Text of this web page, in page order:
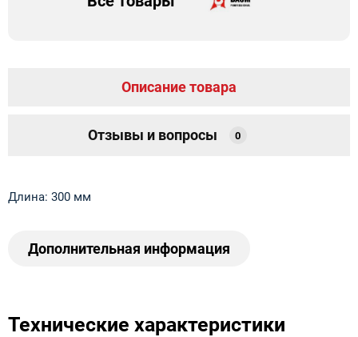
Описание товара
Отзывы и вопросы 0
Длина: 300 мм
Дополнительная информация
Технические характеристики